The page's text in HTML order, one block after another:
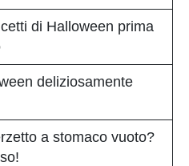
di Halloween prima
deliziosamente
a stomaco vuoto?